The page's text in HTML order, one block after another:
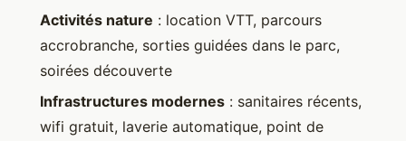
Activités nature : location VTT, parcours
accrobranche, sorties guidées dans le parc,
soirées découverte
Infrastructures modernes : sanitaires récents,
wifi gratuit, laverie automatique, point de